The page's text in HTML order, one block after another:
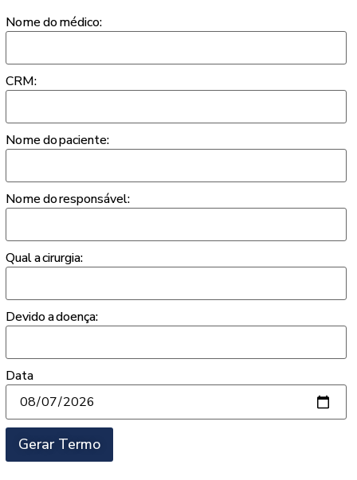
Nome do médico:
CRM:
Nome do paciente:
Nome do responsável:
Qual a cirurgia:
Devido a doença:
Data
Gerar Termo